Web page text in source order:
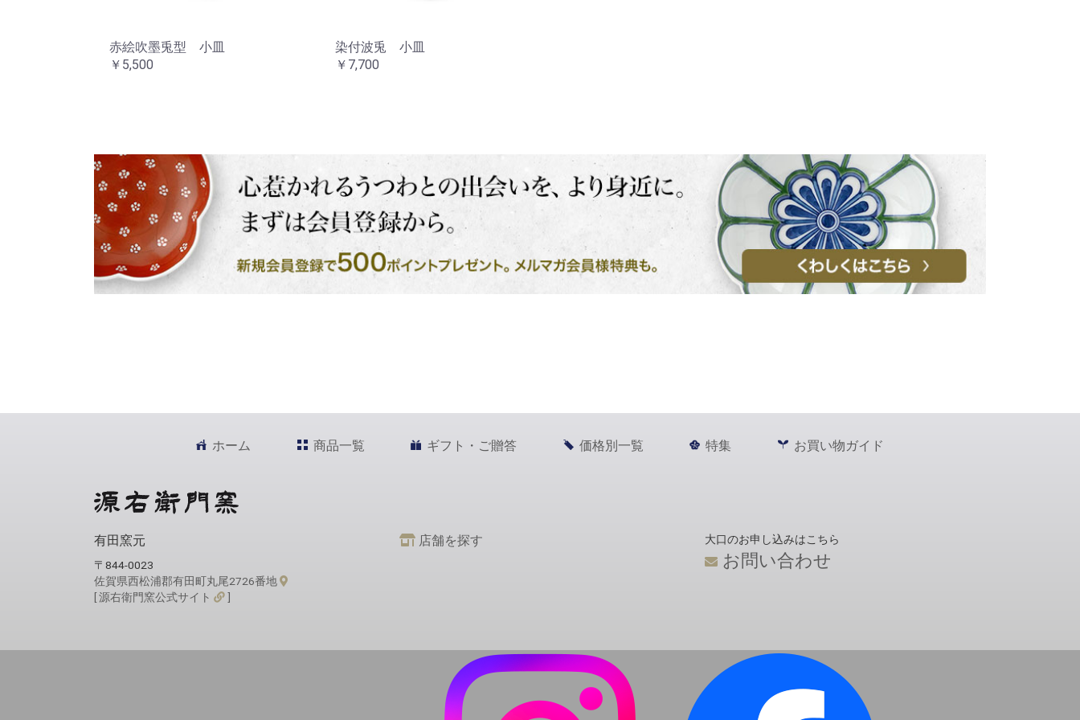
赤絵吹墨兎型 小皿
￥5,500
染付波兎 小皿
￥7,700
ホーム 商品一覧 ギフト・ご贈答 価格別一覧 特集 お買い物ガイド
有田窯元
〒844-0023
佐賀県西松浦郡有田町丸尾2726番地
[ 源右衛門窯公式サイト
]
店舗を探す 大口のお申し込みはこちら
お問い合わせ